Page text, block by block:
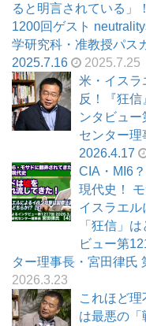
ると明言されている」
1200回ゲスト
学研究科・准教授パス
2025.7.16
2025.7.25
米・イスラ
反！『狂信
ンタビュ
センター理
2026.4.17
CIA・MI6
現代史！
イスラエル
「狂信」
ビュー第
ター理事長・宮田律氏
2026.3.23
これほど理
は最悪の「